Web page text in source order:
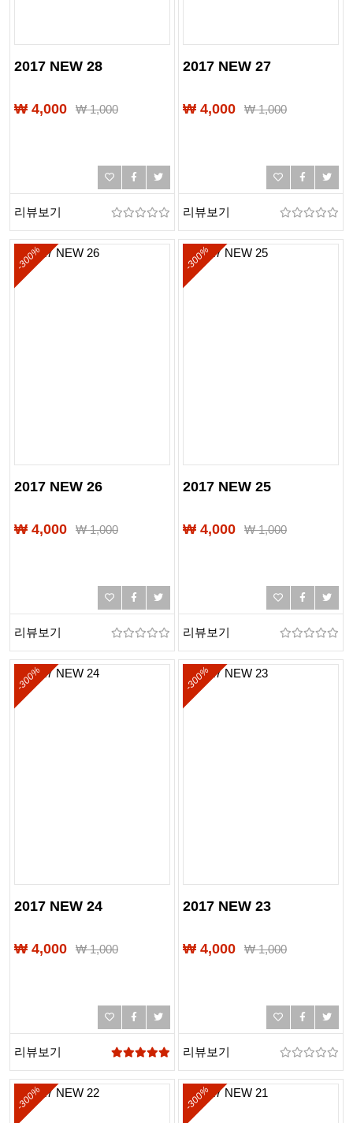
2017 NEW 28
₩ 4,000 ₩1,000
리뷰보기
2017 NEW 27
₩ 4,000 ₩1,000
리뷰보기
-300%
2017 NEW 26
₩ 4,000 ₩1,000
리뷰보기
-300%
2017 NEW 25
₩ 4,000 ₩1,000
리뷰보기
-300%
2017 NEW 24
₩ 4,000 ₩1,000
리뷰보기
-300%
2017 NEW 23
₩ 4,000 ₩1,000
리뷰보기
-300% -300%